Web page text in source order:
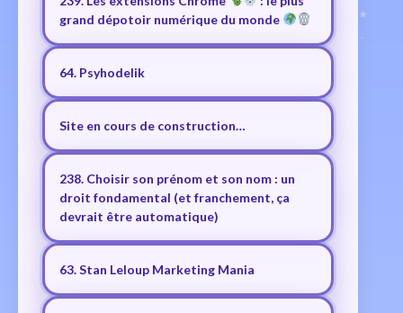
grand dépotoir numérique du monde
64. Psyhodelik
Site en cours de construction…
238. Choisir son prénom et son nom : un
droit fondamental (et franchement, ça
devrait être automatique)
63. Stan Leloup Marketing Mania